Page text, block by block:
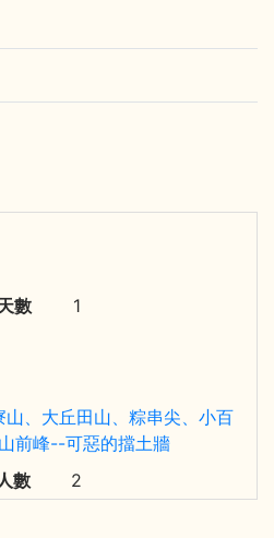
1
山、大丘田山、粽串尖、小百
前峰--可惡的擋土牆
2